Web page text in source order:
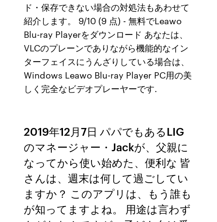
ド・保存できない場合の対処法もあわせて
紹介します。 9/10 (9 点) - 無料でLeawo
Blu-ray Playerをダウンロード あなたは、
VLCのプレーンでありながら機能的なイン
ターフェイスにうんざりしている場合は、
Windows Leawo Blu-ray Player PC用の美
しく完全なビデオプレーヤーです.
2019年12月7日 パパでもあるLIG
のマネージャー・Jackが、父親に
なってから使い始めた、便利な 皆
さんは、週末は何して過ごしてい
ますか？ このアプリは、もう誰も
が知ってますよね。 用途は言わず